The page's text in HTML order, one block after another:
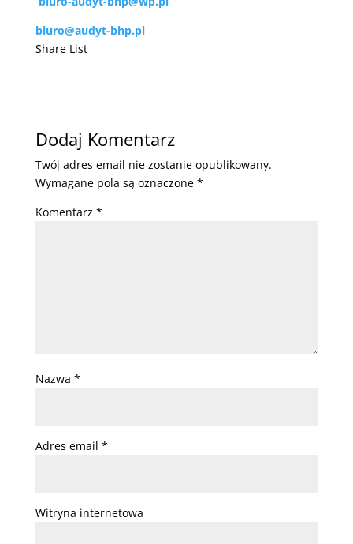
biuro@audyt-bhp.pl
Share List
Dodaj Komentarz
Twój adres email nie zostanie opublikowany.
Wymagane pola są oznaczone *
Komentarz *
Nazwa *
Adres email *
Witryna internetowa